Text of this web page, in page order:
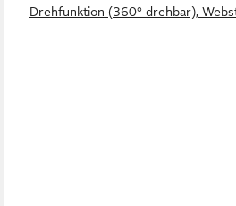
Drehfunktion (360° drehbar),